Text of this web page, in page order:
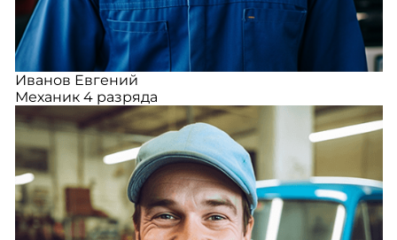
Иванов Евгений
Механик 4 разряда